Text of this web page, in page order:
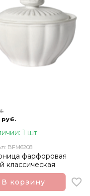
руб.
1 шт
BFM6208
фарфоровая
классическая
В корзину